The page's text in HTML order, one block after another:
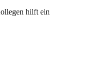
hilft ein